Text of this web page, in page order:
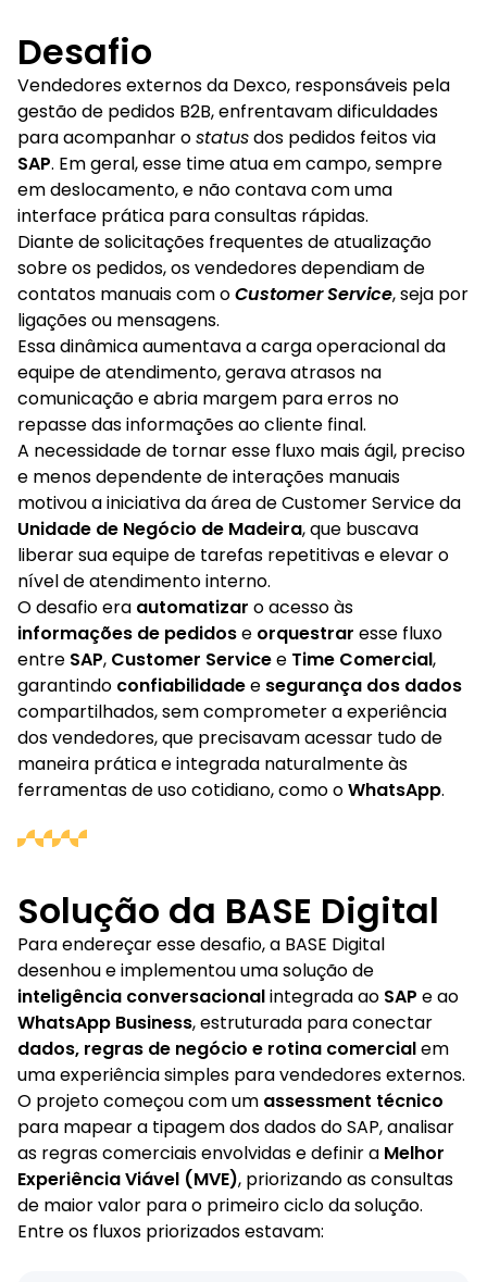
Desafio
Vendedores externos da Dexco, responsáveis pela
gestão de pedidos B2B, enfrentavam dificuldades
para acompanhar ostatusdos pedidos feitos via
SAP. Em geral, esse time atua em campo, sempre
em deslocamento, e não contava com uma
interface prática para consultas rápidas.
Diante de solicitações frequentes de atualização
sobre os pedidos, os vendedores dependiam de
contatos manuais com oCustomer Service, seja por
ligações ou mensagens.
Essa dinâmica aumentava a carga operacional da
equipe de atendimento, gerava atrasos na
comunicação e abria margem para erros no
repasse das informações ao cliente final.
A necessidade de tornar esse fluxo mais ágil, preciso
e menos dependente de interações manuais
motivou a iniciativa da área de Customer Service da
Unidade de Negócio de Madeira, que buscava
liberar sua equipe de tarefas repetitivas e elevar o
nível de atendimento interno.
O desafio era automatizar o acesso às
informações de pedidose orquestrar esse fluxo
entre SAP, Customer Servicee Time Comercial,
garantindo confiabilidadee segurança dos dados
compartilhados, sem comprometer a experiência
dos vendedores, que precisavam acessar tudo de
maneira prática e integrada naturalmente às
ferramentas de uso cotidiano, como oWhatsApp.
Solução da BASE Digital
Para endereçar esse desafio, a BASE Digital
desenhou e implementou uma solução de
inteligência conversacionalintegrada ao SAP e ao
WhatsApp Business, estruturada para conectar
dados, regras de negócio e rotina comercialem
uma experiência simples para vendedores externos.
O projeto começou com um assessment técnico
para mapear a tipagem dos dados do SAP, analisar
as regras comerciais envolvidas e definir a Melhor
Experiência Viável (MVE), priorizando as consultas
de maior valor para o primeiro ciclo da solução.
Entre os fluxos priorizados estavam: